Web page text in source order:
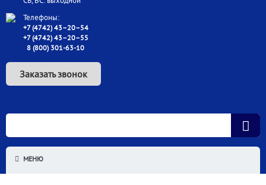
Телефоны:
+7 (4742) 43–20–54
+7 (4742) 43–20–55
8 (800) 301-63-10
Заказать звонок
МЕНЮ